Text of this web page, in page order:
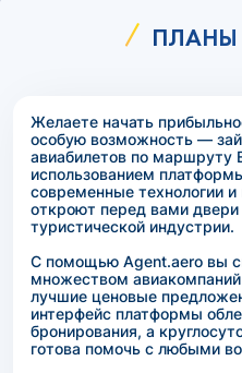
ПЛАНЫ
Желаете начать
особую возможность —
авиабилетов по маршруту
использованием
современные технологии
откроют перед вами
туристической индустрии.
С помощью Agent.aero вы
множеством
лучшие ценовые
интерфейс платформы
бронирования, а
готова помочь с любыми